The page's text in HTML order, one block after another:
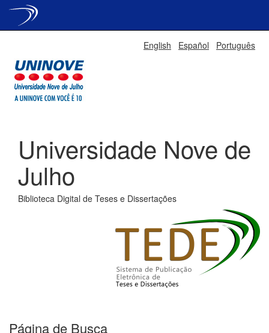
English Español Português
Universidade Nove de
Julho
Biblioteca Digital de Teses e Dissertações
Página de Busca